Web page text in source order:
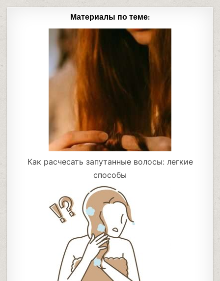
Материалы по теме:
Как расчесать запутанные волосы: легкие
способы